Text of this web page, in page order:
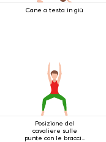
Cane a testa in giù
Posizione del
cavaliere sulle
punte con le braccia